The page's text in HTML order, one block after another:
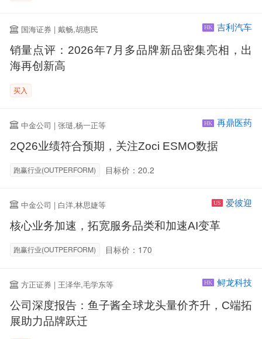
国海证券 | 戴畅,胡惠民 HK 吉利汽车
销量点评：2026年7月多品牌新品密集亮相，出
海再创新高
买入
中金公司 | 张琎,杨一正等 HK 再鼎医药
2Q26业绩符合预期，关注Zoci ESMO数据
跑赢行业(OUTPERFORM) 目标价：20.2
中金公司 | 白洋,林思婕等 US 爱彼迎
核心业务加速，拓宽服务品类和加速AI变革
跑赢行业(OUTPERFORM) 目标价：170
方正证券 | 王泽华,毛学东等 HK 鲟龙科技
公司深度报告：鱼子酱全球龙头量价齐升，C端拓
展助力品牌跃迁